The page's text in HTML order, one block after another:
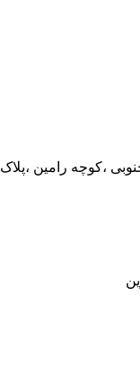
،کوچه رامین ،پلاک7